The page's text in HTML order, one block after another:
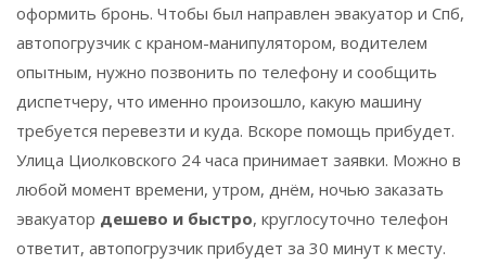
оформить бронь. Чтобы был направлен эвакуатор и Спб,
автопогрузчик с краном-манипулятором, водителем
опытным, нужно позвонить по телефону и сообщить
диспетчеру, что именно произошло, какую машину
требуется перевезти и куда. Вскоре помощь прибудет.
Улица Циолковского 24 часа принимает заявки. Можно в
любой момент времени, утром, днём, ночью заказать
эвакуатор дешево и быстро, круглосуточно телефон
ответит, автопогрузчик прибудет за 30 минут к месту.